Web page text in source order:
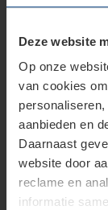
Deze website
Op onze
van cookies
aanbieden en
Daarnaast
website door
reclame en
informatie